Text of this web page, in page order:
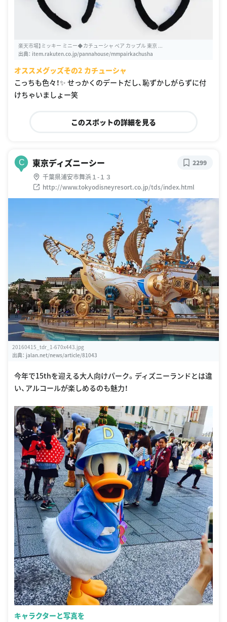
楽天市場】ミッキー ミニー◆カチューシャ ペア カップル 東京 ...
出典： item.rakuten.co.jp/pannahouse/mmpairkachusha
オススメグッズその2 カチューシャ
こっちも色々！✨ せっかくのデートだし、恥ずかしがらずに付
けちゃいましょー笑
このスポットの詳細を見る
C 東京ディズニーシー
千葉県浦安市舞浜１-１３
http://www.tokyodisneyresort.co.jp/tds/index.html
2299
20160415_tdr_1-670x443.jpg
出典： jalan.net/news/article/81043
今年で15thを迎える大人向けパーク。ディズニーランドとは違
い、アルコールが楽しめるのも魅力！
キャラクターと写真を